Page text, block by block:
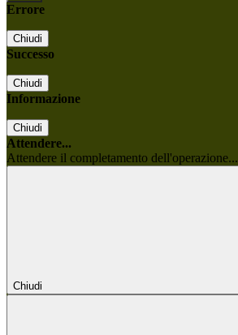
Errore
Chiudi
Successo
Chiudi
Informazione
Chiudi
Attendere...
Attendere il completamento dell'operazione...
Chiudi